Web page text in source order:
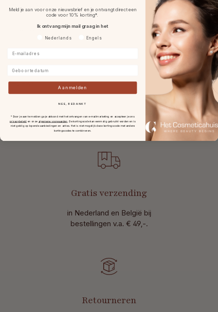
Ingrediënten
Specificaties
Reviews
Gratis verzending
in Nederland en België bij
bestellingen v.a. € 49,-.
Retourneren
Meld je aan voor onze nieuwsbrief en je ontvangt direct een
code voor 10% korting*.
Ik ontvang mijn mail graag in het
Voorkeurtaal
Nederlands Engels
Aanmelden
NEE, BEDANKT
* Door je aan te melden ga je akkoord met het ontvangen van e-mailmarketing en accepteer je ons
privacybeleid en onze algemene voorwaarden .De kortingscode kan eenmalig gebruikt worden en is
niet geldig op lopende aanbiedingen en acties. Het is niet mogelijk deze kortingscode met andere
kortingscodes te combineren.